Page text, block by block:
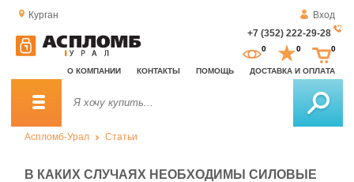
Курган
Вход
+7 (352) 222-29-28
О КОМПАНИИ КОНТАКТЫ ПОМОЩЬ ДОСТАВКА И ОПЛАТА
0 0 0
Аспломб-Урал Статьи
В КАКИХ СЛУЧАЯХ НЕОБХОДИМЫ СИЛОВЫЕ